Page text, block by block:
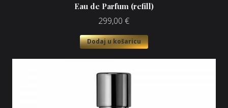
Eau de Parfum (refill)
299,00 €
Dodaj u košaricu